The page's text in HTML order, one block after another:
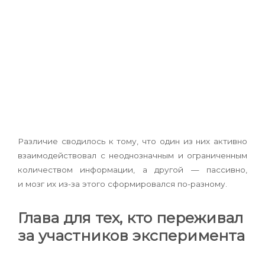
Различие сводилось к тому, что один из них активно
взаимодействовал с неоднозначным и ограниченным
количеством информации, а другой — пассивно,
и мозг их из-за этого сформировался по-разному.
Глава для тех, кто переживал
за участников эксперимента